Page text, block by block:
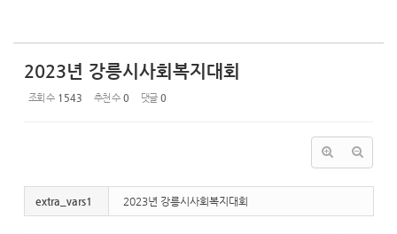
2023년 강릉시사회복지대회
조회 수 1543 추천 수 0 댓글 0
extra_vars1 2023년 강릉시사회복지대회